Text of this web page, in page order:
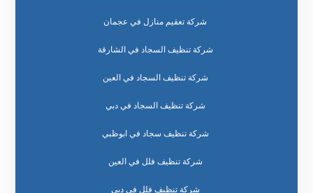
شركة تعقيم منازل في عجمان
شركة تنظيف السجاد في الشارقة
شركة تنظيف السجاد في العين
شركة تنظيف السجاد في دبي
شركة تنظيف سجاد في ابوظبي
شركة تنظيف فلل في العين
شركة تنظيف فلل في دبي